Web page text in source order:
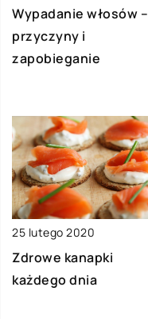
Wypadanie włosów –
przyczyny i
zapobieganie
25 lutego 2020
Zdrowe kanapki
każdego dnia